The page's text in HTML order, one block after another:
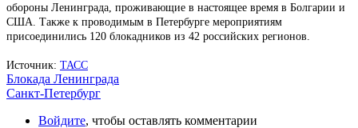
обороны Ленинграда, проживающие в настоящее время в Болгарии и
США. Также к проводимым в Петербурге мероприятиям
присоединились 120 блокадников из 42 российских регионов.
Источник: ТАСС
Блокада Ленинграда
Санкт-Петербург
Войдите, чтобы оставлять комментарии